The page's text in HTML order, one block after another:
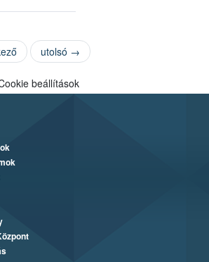
utolsó →
beállítások